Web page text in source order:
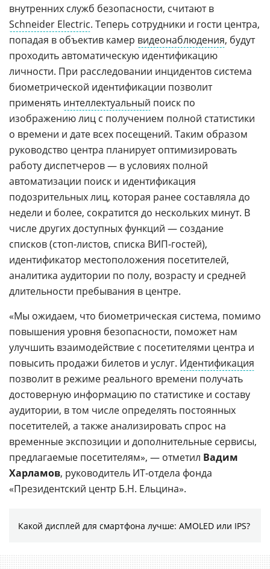
внутренних служб безопасности, считают в
Schneider Electric. Теперь сотрудники и гости центра,
попадая в объектив камер видеонаблюдения, будут
проходить автоматическую идентификацию
личности. При расследовании инцидентов система
биометрической идентификации позволит
применять интеллектуальный поиск по
изображению лиц с получением полной статистики
о времени и дате всех посещений. Таким образом
руководство центра планирует оптимизировать
работу диспетчеров — в условиях полной
автоматизации поиск и идентификация
подозрительных лиц, которая ранее составляла до
недели и более, сократится до нескольких минут. В
числе других доступных функций — создание
списков (стоп-листов, списка ВИП-гостей),
идентификатор местоположения посетителей,
аналитика аудитории по полу, возрасту и средней
длительности пребывания в центре.
«Мы ожидаем, что биометрическая система, помимо
повышения уровня безопасности, поможет нам
улучшить взаимодействие с посетителями центра и
повысить продажи билетов и услуг. Идентификация
позволит в режиме реального времени получать
достоверную информацию по статистике и составу
аудитории, в том числе определять постоянных
посетителей, а также анализировать спрос на
временные экспозиции и дополнительные сервисы,
предлагаемые посетителям», — отметил Вадим
Харламов, руководитель ИТ-отдела фонда
«Президентский центр Б.Н. Ельцина».
Какой дисплей для смартфона лучше: AMOLED или IPS?